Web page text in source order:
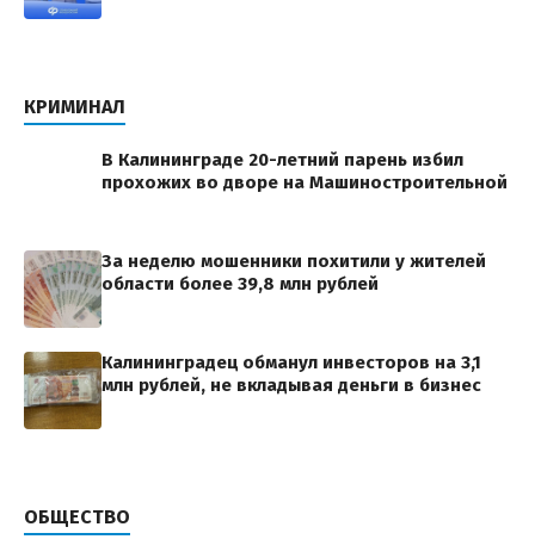
КРИМИНАЛ
В Калининграде 20-летний парень избил
прохожих во дворе на Машиностроительной
За неделю мошенники похитили у жителей
области более 39,8 млн рублей
Калининградец обманул инвесторов на 3,1
млн рублей, не вкладывая деньги в бизнес
ОБЩЕСТВО